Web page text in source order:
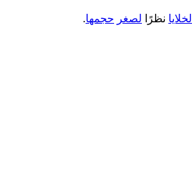
الخلايا نظرًا لصغر حجمها.